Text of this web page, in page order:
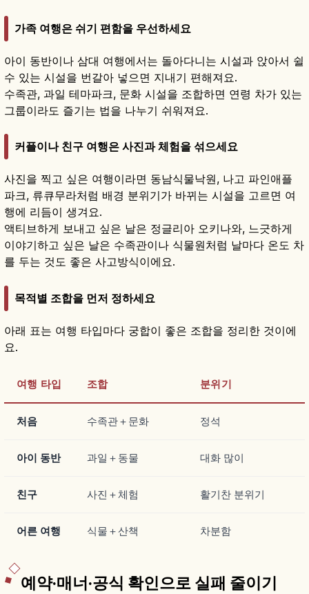
가족 여행은 쉬기 편함을 우선하세요
아이 동반이나 삼대 여행에서는 돌아다니는 시설과 앉아서 쉴
수 있는 시설을 번갈아 넣으면 지내기 편해져요.
수족관, 과일 테마파크, 문화 시설을 조합하면 연령 차가 있는
그룹이라도 즐기는 법을 나누기 쉬워져요.
커플이나 친구 여행은 사진과 체험을 섞으세요
사진을 찍고 싶은 여행이라면 동남식물낙원, 나고 파인애플
파크, 류큐무라처럼 배경 분위기가 바뀌는 시설을 고르면 여
행에 리듬이 생겨요.
액티브하게 보내고 싶은 날은 정글리아 오키나와, 느긋하게
이야기하고 싶은 날은 수족관이나 식물원처럼 날마다 온도 차
를 두는 것도 좋은 사고방식이에요.
목적별 조합을 먼저 정하세요
아래 표는 여행 타입마다 궁합이 좋은 조합을 정리한 것이에
요.
여행 타입 조합 분위기
처음 수족관＋문화 정석
아이 동반 과일＋동물 대화 많이
친구 사진＋체험 활기찬 분위기
어른 여행 식물＋산책 차분함
예약·매너·공식 확인으로 실패 줄이기